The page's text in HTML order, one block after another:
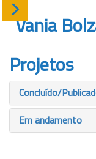
Sobre
Produção
Projetos
Gráficos
Vania
Projetos
Concluído/
Em andamento